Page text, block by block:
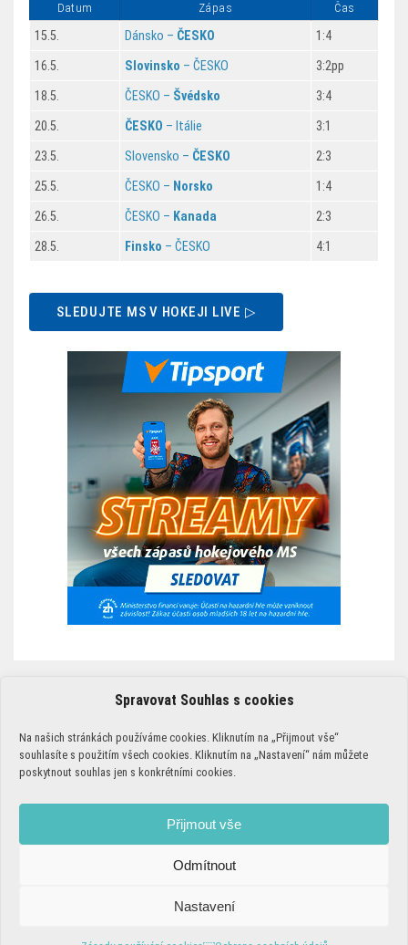
Spravovat Souhlas s cookies
Na našich stránkách používáme cookies. Kliknutím na „Přijmout vše“
souhlasíte s použitím všech cookies. Kliknutím na „Nastavení“ nám můžete
poskytnout souhlas jen s konkrétními cookies.
Přijmout vše
Odmítnout
Nastavení
Datum Zápas Čas
15.5. Dánsko – ČESKO 1:4
16.5. Slovinsko – ČESKO 3:2pp
18.5. ČESKO – Švédsko 3:4
20.5. ČESKO – Itálie 3:1
23.5. Slovensko – ČESKO 2:3
25.5. ČESKO – Norsko 1:4
26.5. ČESKO – Kanada 2:3
28.5. Finsko – ČESKO 4:1
SLEDUJTE MS V HOKEJI LIVE ▷
PODMÍNKY POUŽÍVÁNÍ
ZÁSADY POUŽÍVÁNÍ COOKIES￼
Rigorous Themes@ MS-HOKEJ.TV